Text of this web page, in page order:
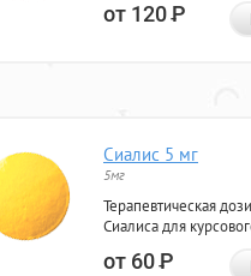
от 120Р
Сиалис 5 мг
5мг
Терапевтическая
Сиалиса для
от 60Р